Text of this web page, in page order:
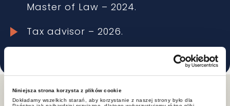
Niniejsza strona korzysta z plików cookie
Dokładamy wszelkich starań, aby korzystanie z naszej strony było dla
Master of Law – 2024.
Tax advisor – 2026.